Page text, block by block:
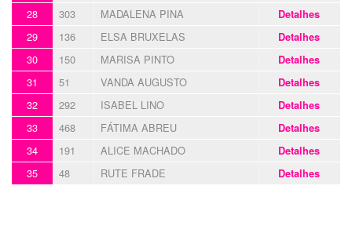
28 303 MADALENA PINA Detalhes
29 136 ELSA BRUXELAS Detalhes
30 150 MARISA PINTO Detalhes
31 51 VANDA AUGUSTO Detalhes
32 292 ISABEL LINO Detalhes
33 468 FÁTIMA ABREU Detalhes
34 191 ALICE MACHADO Detalhes
35 48 RUTE FRADE Detalhes